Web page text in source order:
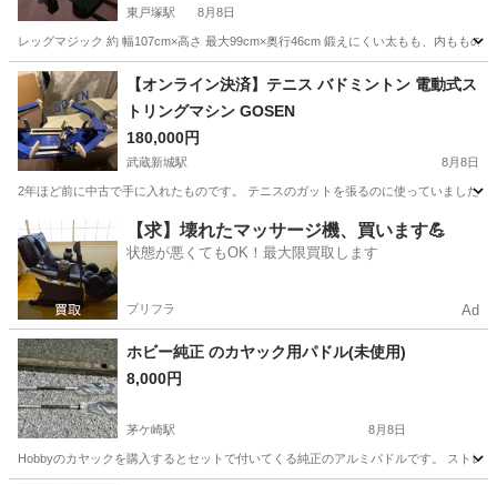
東戸塚駅 8月8日
レッグマジック 約 幅107cm×高さ 最大99cm×奥行46cm 鍛えにくい太もも、内ももの
神奈川 横浜市 東戸塚駅 フィットネス、トレーニング
レッグマジック
【オンライン決済】テニス バドミントン 電動式ス
トリングマシン GOSEN
180,000円
武蔵新城駅 8月8日
2年ほど前に中古で手に入れたものです。 テニスのガットを張るのに使っていました
神奈川 川崎市 武蔵新城駅 テニス
【求】壊れたマッサージ機、買います💪
状態が悪くてもOK！最大限買取します
プリフラ Ad
ホビー純正 のカヤック用パドル(未使用)
8,000円
茅ケ崎駅 8月8日
Hobbyのカヤックを購入するとセットで付いてくる純正のアルミパドルです。 スト